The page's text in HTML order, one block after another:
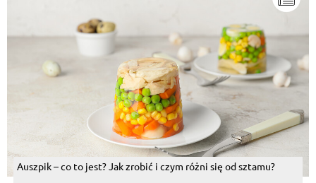
Auszpik – co to jest? Jak zrobić i czym różni się od sztamu?